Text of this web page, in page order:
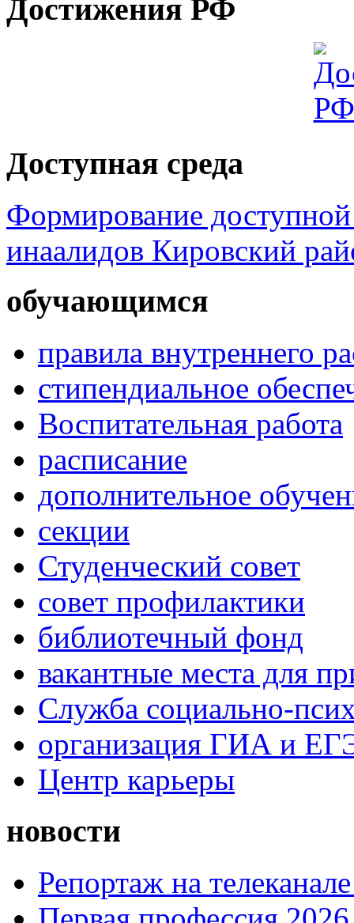
Достижения РФ
Доступная среда
Формирование доступной
инаалидов Кировский
обучающимся
правила внутреннего
стипендиальное
Воспитательная работа
расписание
дополнительное
секции
Студенческий совет
совет профилактики
библиотечный фонд
вакантные места для
Служба социально-
организация ГИА и
Центр карьеры
новости
Репортаж на